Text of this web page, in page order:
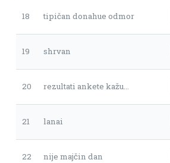
18 tipičan donahue odmor
19 shrvan
20 rezultati ankete kažu…
21 lanai
22 nije majčin dan